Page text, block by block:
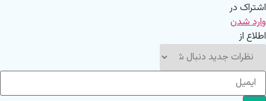
اشتراک در
وارد شدن
اطلاع از